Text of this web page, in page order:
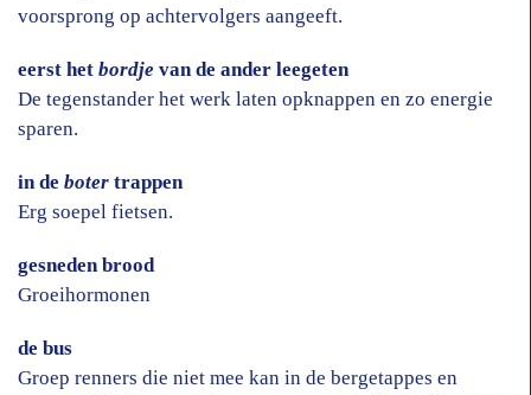
voorsprong op achtervolgers aangeeft.
eerst het bordje van de ander leegeten
De tegenstander het werk laten opknappen en zo energie
sparen.
in de boter trappen
Erg soepel fietsen.
gesneden brood
Groeihormonen
de bus
Groep renners die niet mee kan in de bergetappes en